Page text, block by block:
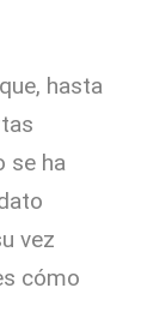
hasta
se ha
vez
cómo